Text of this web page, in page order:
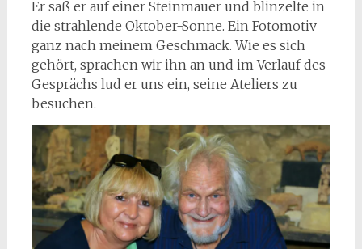
Er saß er auf einer Steinmauer und blinzelte in
die strahlende Oktober-Sonne. Ein Fotomotiv
ganz nach meinem Geschmack. Wie es sich
gehört, sprachen wir ihn an und im Verlauf des
Gesprächs lud er uns ein, seine Ateliers zu
besuchen.